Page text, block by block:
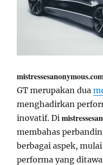
GT merupakan dua
menghadirkan
inovatif. Di
membahas
berbagai aspek,
performa yang